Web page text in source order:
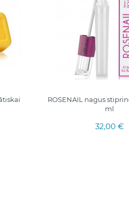
ROSENAIL nagus
ml
32,00 €